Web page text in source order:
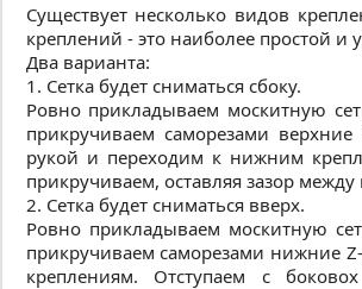
Существует несколько видов
креплений - это наиболее простой и
Два варианта:
1. Сетка будет сниматься сбоку.
Ровно прикладываем москитную
прикручиваем саморезами
рукой и переходим к нижним
прикручиваем, оставляя зазор
2. Сетка будет сниматься вверх.
Ровно прикладываем москитную
прикручиваем саморезами нижние
креплениям. Отступаем с